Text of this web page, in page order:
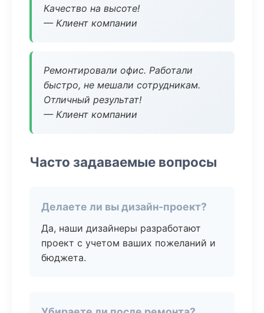
Качество на высоте!
— Клиент компании
Ремонтировали офис. Работали
быстро, не мешали сотрудникам.
Отличный результат!
— Клиент компании
Часто задаваемые вопросы
Делаете ли вы дизайн-проект?
Да, наши дизайнеры разработают
проект с учетом ваших пожеланий и
бюджета.